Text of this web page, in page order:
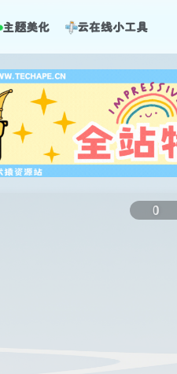
主题美化 云在线小工具
0